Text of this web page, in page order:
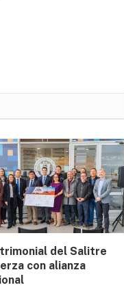
del Salitre
con alianza